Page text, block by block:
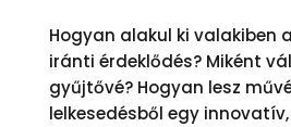
Hogyan alakul ki valakiben
iránti érdeklődés? Miként
gyűjtővé? Hogyan lesz
lelkesedésből egy